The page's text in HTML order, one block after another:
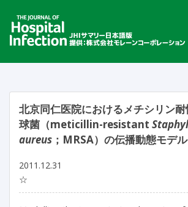
北京同仁医院におけるメチシリン
球菌（meticillin-resistant
aureus ；MRSA）の伝播動態モデル
2011.12.31
☆